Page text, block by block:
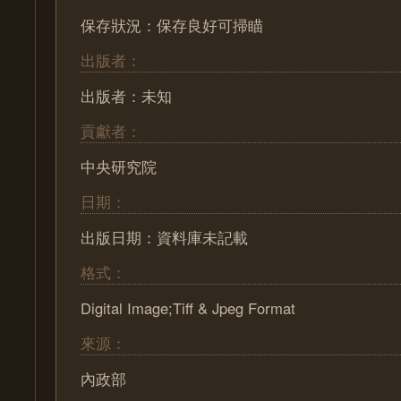
保存狀況：保存良好可掃瞄
出版者：
出版者：未知
貢獻者：
中央研究院
日期：
出版日期：資料庫未記載
格式：
Digital Image;Tiff & Jpeg Format
來源：
內政部